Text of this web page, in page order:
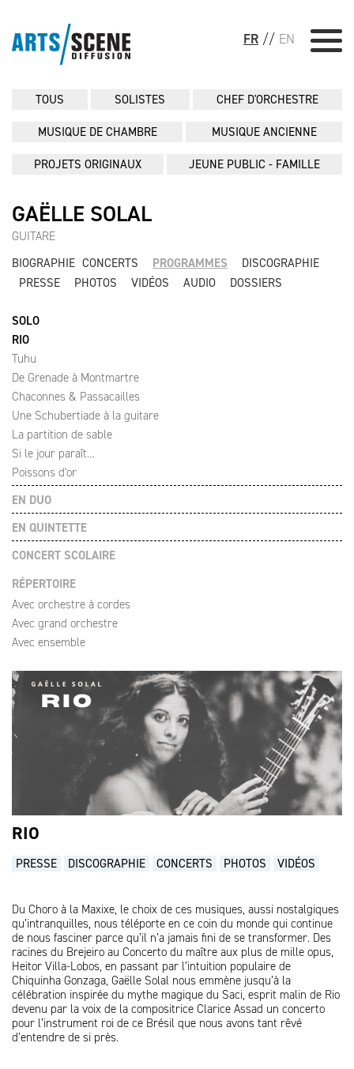
FR // EN
TOUS SOLISTES CHEF D'ORCHESTRE
MUSIQUE DE CHAMBRE MUSIQUE ANCIENNE
PROJETS ORIGINAUX JEUNE PUBLIC - FAMILLE
GAËLLE SOLAL
GUITARE
BIOGRAPHIE CONCERTS PROGRAMMES
DISCOGRAPHIE
PRESSE
PHOTOS VIDÉOS AUDIO DOSSIERS
SOLO
RIO
Tuhu
De Grenade à Montmartre
Chaconnes & Passacailles
Une Schubertiade à la guitare
La partition de sable
Si le jour paraît…
Poissons d'or
EN DUO
EN QUINTETTE
CONCERT SCOLAIRE
RÉPERTOIRE
Avec orchestre à cordes
Avec grand orchestre
Avec ensemble
RIO
PRESSE DISCOGRAPHIE CONCERTS PHOTOS VIDÉOS
Du Choro à la Maxixe, le choix de ces musiques, aussi nostalgiques
qu’intranquilles, nous téléporte en ce coin du monde qui continue
de nous fasciner parce qu’il n’a jamais fini de se transformer. Des
racines du Brejeiro au Concerto du maître aux plus de mille opus,
Heitor Villa-Lobos, en passant par l’intuition populaire de
Chiquinha Gonzaga, Gaëlle Solal nous emmène jusqu’à la
célébration inspirée du mythe magique du Saci, esprit malin de Rio
devenu par la voix de la compositrice Clarice Assad un concerto
pour l’instrument roi de ce Brésil que nous avons tant rêvé
d’entendre de si près.